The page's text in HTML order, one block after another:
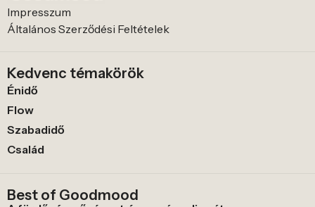
Impresszum
Általános Szerződési Feltételek
Kedvenc témakörök
Énidő
Flow
Szabadidő
Család
Best of Goodmood